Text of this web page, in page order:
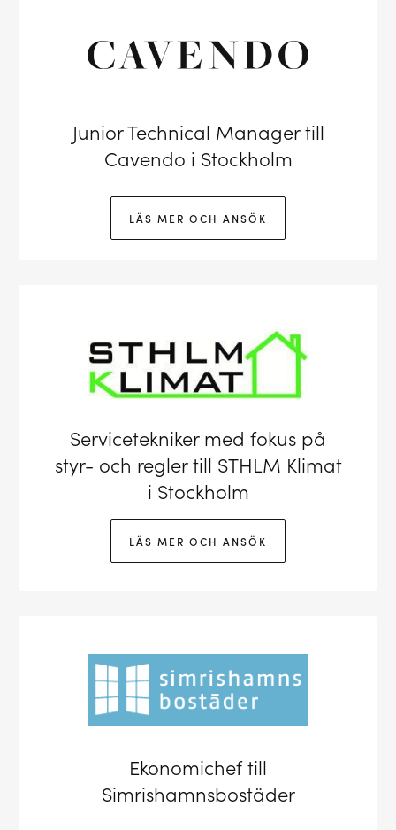
Junior Technical Manager till
Cavendo i Stockholm
LÄS MER OCH ANSÖK
Servicetekniker med fokus på
styr- och regler till STHLM Klimat
i Stockholm
LÄS MER OCH ANSÖK
Ekonomichef till
Simrishamnsbostäder